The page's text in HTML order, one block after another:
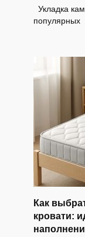
Укладка
популярных
Как
кровати: